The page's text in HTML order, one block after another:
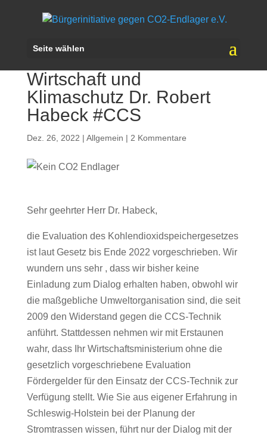
Seite wählen
Offener Brief an den
Wirtschaft und
Klimaschutz Dr. Robert
Habeck #CCS
Dez. 26, 2022 | Allgemein | 2 Kommentare
Sehr geehrter Herr Dr. Habeck,
die Evaluation des Kohlendioxidspeichergesetzes
ist laut Gesetz bis Ende 2022 vorgeschrieben. Wir
wundern uns sehr , dass wir bisher keine
Einladung zum Dialog erhalten haben, obwohl wir
die maßgebliche Umweltorganisation sind, die seit
2009 den Widerstand gegen die CCS-Technik
anführt. Stattdessen nehmen wir mit Erstaunen
wahr, dass Ihr Wirtschaftsministerium ohne die
gesetzlich vorgeschriebene Evaluation
Fördergelder für den Einsatz der CCS-Technik zur
Verfügung stellt. Wie Sie aus eigener Erfahrung in
Schleswig-Holstein bei der Planung der
Stromtrassen wissen, führt nur der Dialog mit der